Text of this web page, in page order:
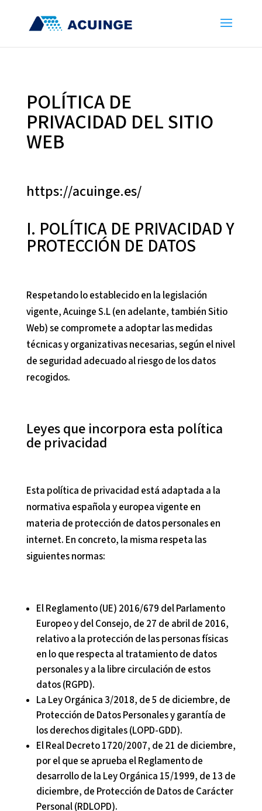
POLÍTICA DE
PRIVACIDAD DEL SITIO
WEB
https://acuinge.es/
I. POLÍTICA DE PRIVACIDAD Y
PROTECCIÓN DE DATOS
Respetando lo establecido en la legislación
vigente,Acuinge S.L(en adelante, también Sitio
Web) se compromete a adoptar las medidas
técnicas y organizativas necesarias, según el nivel
de seguridad adecuado al riesgo de los datos
recogidos.
Leyes que incorpora esta política
de privacidad
Esta política de privacidad está adaptada a la
normativa española y europea vigente en
materia de protección de datos personales en
internet. En concreto, la misma respeta las
siguientes normas:
El Reglamento (UE) 2016/679 del Parlamento
Europeo y del Consejo, de 27 de abril de 2016,
relativo a la protección de las personas físicas
en lo que respecta al tratamiento de datos
personales y a la libre circulación de estos
datos (RGPD).
La Ley Orgánica 3/2018, de 5 de diciembre, de
Protección de Datos Personales y garantía de
los derechos digitales (LOPD-GDD).
El Real Decreto 1720/2007, de 21 de diciembre,
por el que se aprueba el Reglamento de
desarrollo de la Ley Orgánica 15/1999, de 13 de
diciembre, de Protección de Datos de Carácter
Personal (RDLOPD).